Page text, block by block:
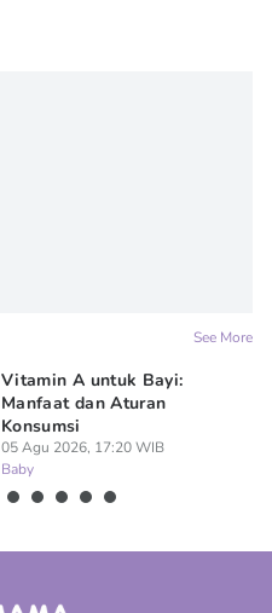
See More
Vitamin A untuk Bayi:
Manfaat dan Aturan
Konsumsi
05 Agu 2026, 17:20 WIB
Baby